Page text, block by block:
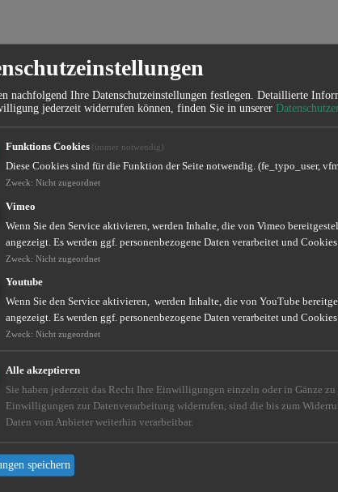
und Virenangriffen
und unabhängig von der Größe des Unternehmens
(KMUs) kann es überlebenswichtig sein, ein
dadurch den Cyber-Risiken aus. Je mehr Wertschöpfung Sie
Netzwerk garantieren. Jeden Monat kommen etwa
Anhänge, benutzen zu einfache Passwörter oder
steigen an
– Es ist vielmehreine Frage der ZEIT.
in Deutschland Cyberthemen wie Sabotage,
entsprechenden digitalen Angriff registriert, mit einer
Euro
Vorsorge. Wer nicht in IT-Sicherheit investiere, der handle
nachfolgend Ihre Datenschutzeinstellungen festlegen. Detaillierte
jederzeit widerrufen können, finden Sie in unserer
Funktions Cookies (immer notwendig)
Diese Cookies sind für die Funktion der Seite notwendig. (fe_typo_user,
Zweck: Nicht zugeordnet
Vimeo
Wenn Sie den Service aktivieren, werden Inhalte, die von Vimeo
angezeigt. Es werden ggf. personenbezogene Daten verarbeitet und
Zweck: Nicht zugeordnet
Youtube
Wenn Sie den Service aktivieren, werden Inhalte, die von YouTube
angezeigt. Es werden ggf. personenbezogene Daten verarbeitet und
Zweck: Nicht zugeordnet
Alle akzeptieren
Sie haben jederzeit das Recht Ihre Einwilligungen einzeln oder in Gänze zu
Einwilligungen zur Datenverarbeitung widerrufen, sind die bis zum
Daten vom Anbieter weiterhin verarbeitbar.
speichern